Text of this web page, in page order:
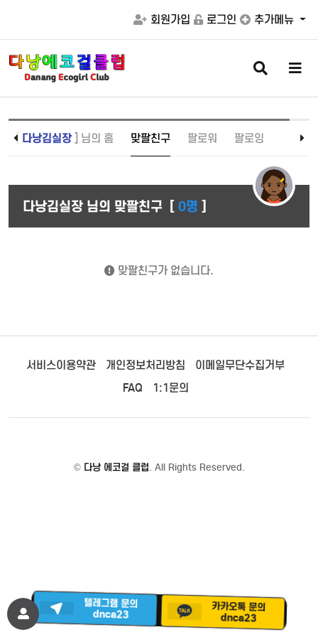
회원가입 로그인 추가메뉴
검
색
버
메
버
[ 다낭김실장] 님의 홈 맞팔친구 팔로워 팔로잉
다낭김실장 님의 맞팔친구 [ 0명 ]
맞팔친구가 없습니다.
서비스이용약관 개인정보처리방침
이메일무단수집거부
FAQ
1:1문의
© 다낭 에코걸 클럽. All Rights Reserved.
텔레그램 문의
dnca23
카카오톡 문의
dnca23